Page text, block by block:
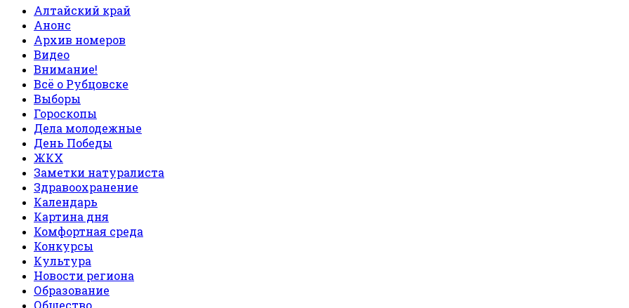
Алтайский край
Анонс
Архив номеров
Видео
Внимание!
Всё о Рубцовске
Выборы
Гороскопы
Дела молодежные
День Победы
ЖКХ
Заметки натуралиста
Здравоохранение
Календарь
Картина дня
Комфортная среда
Конкурсы
Культура
Новости региона
Образование
Общество